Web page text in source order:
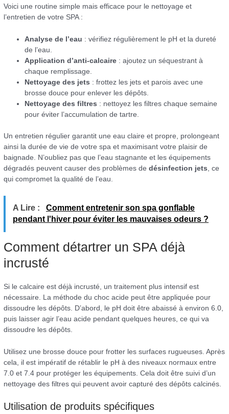
Voici une routine simple mais efficace pour le nettoyage et
l’entretien de votre SPA :
Analyse de l’eau : vérifiez régulièrement le pH et la dureté
de l’eau.
Application d’anti-calcaire : ajoutez un séquestrant à
chaque remplissage.
Nettoyage des jets : frottez les jets et parois avec une
brosse douce pour enlever les dépôts.
Nettoyage des filtres : nettoyez les filtres chaque semaine
pour éviter l’accumulation de tartre.
Un entretien régulier garantit une eau claire et propre, prolongeant
ainsi la durée de vie de votre spa et maximisant votre plaisir de
baignade. N’oubliez pas que l’eau stagnante et les équipements
dégradés peuvent causer des problèmes dedésinfection jets , ce
qui compromet la qualité de l’eau.
A Lire :
Comment entretenir son spa gonflable
pendant l'hiver pour éviter les mauvaises odeurs ?
Comment détartrer un SPA déjà
incrusté
Si le calcaire est déjà incrusté, un traitement plus intensif est
nécessaire. La méthode du choc acide peut être appliquée pour
dissoudre les dépôts. D’abord, le pH doit être abaissé à environ 6.0,
puis laisser agir l’eau acide pendant quelques heures, ce qui va
dissoudre les dépôts.
Utilisez une brosse douce pour frotter les surfaces rugueuses. Après
cela, il est impératif de rétablir le pH à des niveaux normaux entre
7.0 et 7.4 pour protéger les équipements. Cela doit être suivi d’un
nettoyage des filtres qui peuvent avoir capturé des dépôts calcinés.
Utilisation de produits spécifiques